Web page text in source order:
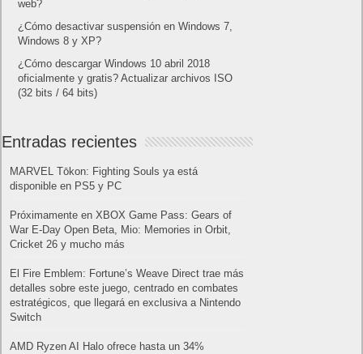
web?
¿Cómo desactivar suspensión en Windows 7,
Windows 8 y XP?
¿Cómo descargar Windows 10 abril 2018
oficialmente y gratis? Actualizar archivos ISO
(32 bits / 64 bits)
Entradas recientes
MARVEL Tōkon: Fighting Souls ya está
disponible en PS5 y PC
Próximamente en XBOX Game Pass: Gears of
War E-Day Open Beta, Mio: Memories in Orbit,
Cricket 26 y mucho más
El Fire Emblem: Fortune’s Weave Direct trae más
detalles sobre este juego, centrado en combates
estratégicos, que llegará en exclusiva a Nintendo
Switch
AMD Ryzen AI Halo ofrece hasta un 34%